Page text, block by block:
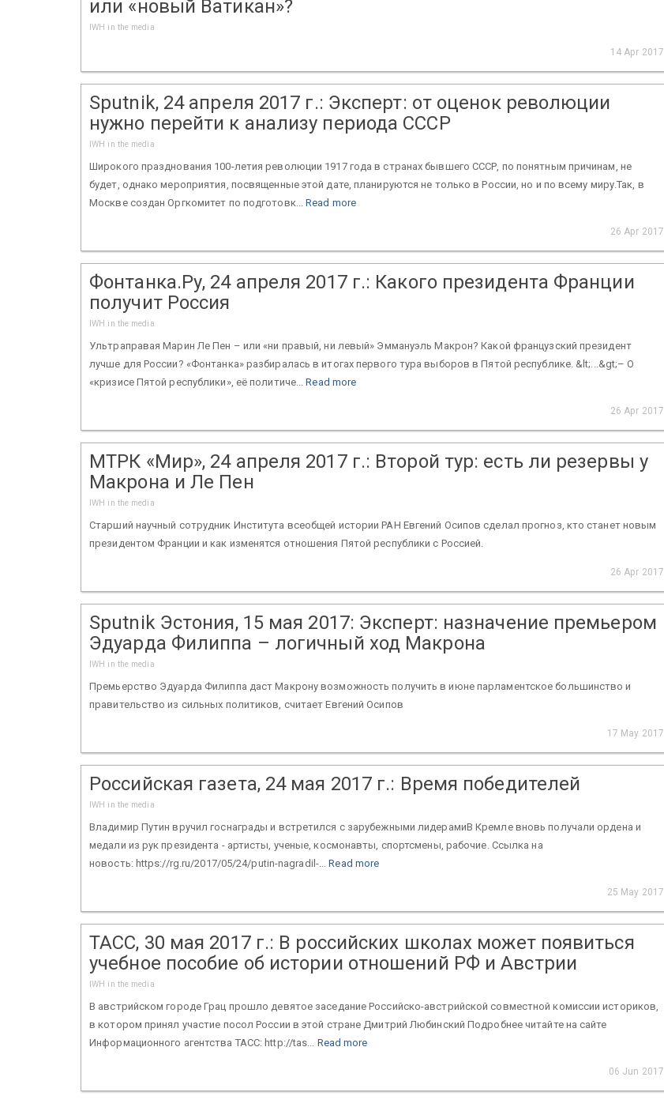
или «новый Ватикан»?
IWH in the media
14 Apr 2017
Sputnik, 24 апреля 2017 г.: Эксперт: от оценок революции
нужно перейти к анализу периода СССР
IWH in the media
Широкого празднования 100-летия революции 1917 года в странах бывшего СССР, по понятным причинам, не
будет, однако мероприятия, посвященные этой дате, планируются не только в России, но и по всему миру.Так, в
Москве создан Оргкомитет по подготовк...Read more
26 Apr 2017
Фонтанка.Ру, 24 апреля 2017 г.: Какого президента Франции
получит Россия
IWH in the media
Ультраправая Марин Ле Пен – или «ни правый, ни левый» Эммануэль Макрон? Какой французский президент
лучше для России? «Фонтанка» разбиралась в итогах первого тура выборов в Пятой республике. &lt;...&gt;– О
«кризисе Пятой республики», её политиче...Read more
26 Apr 2017
МТРК «Мир», 24 апреля 2017 г.: Второй тур: есть ли резервы у
Макрона и Ле Пен
IWH in the media
Старший научный сотрудник Института всеобщей истории РАН Евгений Осипов сделал прогноз, кто станет новым
президентом Франции и как изменятся отношения Пятой республики с Россией.
26 Apr 2017
Sputnik Эстония, 15 мая 2017: Эксперт: назначение премьером
Эдуарда Филиппа – логичный ход Макрона
IWH in the media
Премьерство Эдуарда Филиппа даст Макрону возможность получить в июне парламентское большинство и
правительство из сильных политиков, считает Евгений Осипов
17 May 2017
Российская газета, 24 мая 2017 г.: Время победителей
IWH in the media
Владимир Путин вручил госнаграды и встретился с зарубежными лидерамиВ Кремле вновь получали ордена и
медали из рук президента - артисты, ученые, космонавты, спортсмены, рабочие. Ссылка на
новость: https://rg.ru/2017/05/24/putin-nagradil-...Read more
25 May 2017
ТАСС, 30 мая 2017 г.: В российских школах может появиться
учебное пособие об истории отношений РФ и Австрии
IWH in the media
В австрийском городе Грац прошло девятое заседание Российско-австрийской совместной комиссии историков,
в котором принял участие посол России в этой стране Дмитрий Любинский Подробнее читайте на сайте
Информационного агентства ТАСС: http://tas... Read more
06 Jun 2017